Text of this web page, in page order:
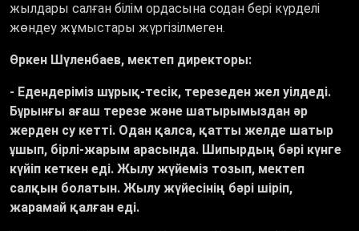
жылдары салған білім ордасына содан бері күрделі
жөндеу жұмыстары жүргізілмеген.
Өркен Шүленбаев, мектеп директоры:
- Едендеріміз шұрық-тесік, терезеден жел уілдеді.
Бұрынғы ағаш терезе және шатырымыздан әр
жерден су кетті. Одан қалса, қатты желде шатыр
ұшып, бірлі-жарым арасында. Шипырдың бәрі күнге
күйіп кеткен еді. Жылу жүйеміз тозып, мектеп
салқын болатын. Жылу жүйесінің бәрі шіріп,
жарамай қалған еді.